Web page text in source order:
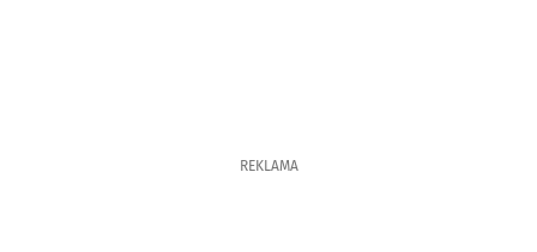
REKLAMA